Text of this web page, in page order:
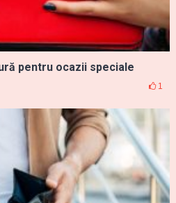
pentru ocazii speciale
1